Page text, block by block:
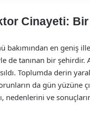
Cinayeti:
bakımından en geniş
de tanınan bir şehirdir.
Toplumda derin
da gün yüzüne
nedenlerini ve